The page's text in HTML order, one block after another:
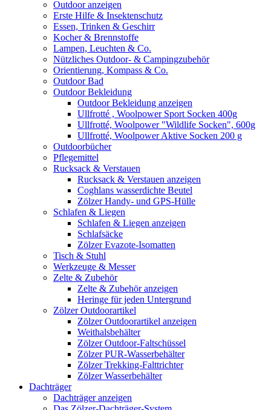
Outdoor anzeigen
Erste Hilfe & Insektenschutz
Essen, Trinken & Geschirr
Kocher & Brennstoffe
Lampen, Leuchten & Co.
Nützliches Outdoor- & Campingzubehör
Orientierung, Kompass & Co.
Outdoor Bad
Outdoor Bekleidung
Outdoor Bekleidung anzeigen
Ullfrotté , Woolpower Sport Socken 400g
Ullfrotté, Woolpower "Wildlife Socken", 600g
Ullfrotté, Woolpower Aktive Socken 200 g
Outdoorbücher
Pflegemittel
Rucksack & Verstauen
Rucksack & Verstauen anzeigen
Coghlans wasserdichte Beutel
Zölzer Handy- und GPS-Hülle
Schlafen & Liegen
Schlafen & Liegen anzeigen
Schlafsäcke
Zölzer Evazote-Isomatten
Tisch & Stuhl
Werkzeuge & Messer
Zelte & Zubehör
Zelte & Zubehör anzeigen
Heringe für jeden Untergrund
Zölzer Outdoorartikel
Zölzer Outdoorartikel anzeigen
Weithalsbehälter
Zölzer Outdoor-Faltschüssel
Zölzer PUR-Wasserbehälter
Zölzer Trekking-Falttrichter
Zölzer Wasserbehälter
Dachträger
Dachträger anzeigen